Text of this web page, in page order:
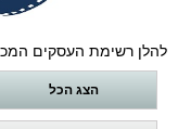
להלן רשימת העסקים
הצג הכל